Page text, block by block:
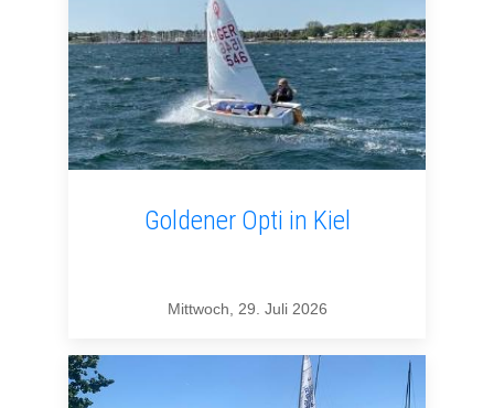
Goldener Opti in Kiel
Mittwoch, 29. Juli 2026